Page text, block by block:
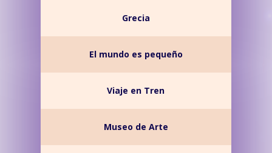
Grecia
El mundo es pequeño
Viaje en Tren
Museo de Arte